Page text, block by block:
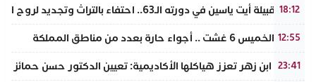
18:12
ملتقى قبيلة أيت ياسين في دورته الـ63.. احتفاء بالتراث وتجديد لروح الانتماء الوطني
12:55
طقس الخميس 6 غشت .. أجواء حارة بعدد من مناطق المملكة
23:41
جامعة ابن زهر تعزز هياكلها الأكاديمية: تعيين الدكتور حسن حمائز